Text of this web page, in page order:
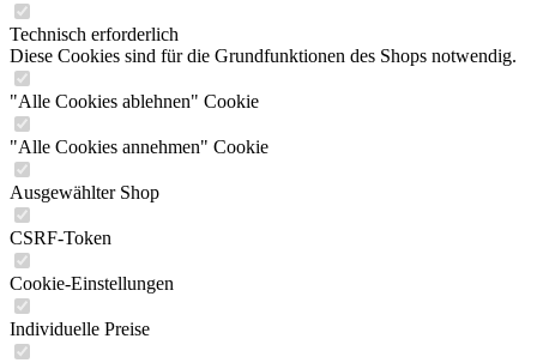
Technisch erforderlich
Diese Cookies sind für die Grundfunktionen des Shops notwendig.
"Alle Cookies ablehnen" Cookie
"Alle Cookies annehmen" Cookie
Ausgewählter Shop
CSRF-Token
Cookie-Einstellungen
Individuelle Preise